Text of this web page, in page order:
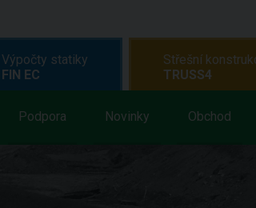
Podpora Novinky Obchod
Výpočty statiky
FIN EC
Střešní
TRUSS4